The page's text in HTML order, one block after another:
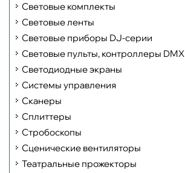
Световые комплекты
Световые ленты
Световые приборы DJ-серии
Световые пульты, контроллеры DMX
Светодиодные экраны
Системы управления
Сканеры
Сплиттеры
Стробоскопы
Сценические вентиляторы
Театральные прожекторы